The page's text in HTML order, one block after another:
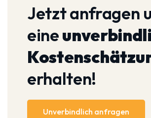
Jetzt anfragen
eine
erhalten!
Unverbindlich anfragen